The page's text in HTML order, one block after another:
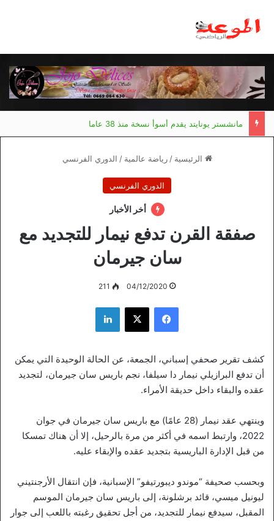
مانشستر يونايتد يقدم أسوأ نسخة منذ 38 عاما
الرئيسية / رياضة عالمية / الدوري الفرنسي
الدوري الفرنسي
أخر الأخبار
صفقة القرن تدفع نيمار للتجديد مع
سان جيرمان
04/12/2020
211
فيسبوك ‫X لينكدإن
كشف تقرير صحفي إسباني، الجمعة، عن الحالة الوحيدة التي يمكن
أن تدفع البرازيلي نيمار دا سيلفا، نجم باريس سان جيرمان، لتجديد
عقده والبقاء داخل حديقة الأمراء.
وينتهي عقد نيمار (28 عامًا) مع باريس سان جيرمان في جوان
2022، وارتبط اسمه في أكثر من مرة بالرحيل، إلا أن هناك تمسكا
من قبل الإدارة الباريسية بتجديد عقده والإبقاء عليه.
وبحسب صحيفة “موندو ديبورتيفو” الإسبانية، فإن انتقال الأرجنتيني
ليونيل ميسي، قائد برشلونة، إلى باريس سان جيرمان الموسم
المقبل، سيدفع نيمار للتجديد، من أجل تحقيق رغبته باللعب إلى جوار